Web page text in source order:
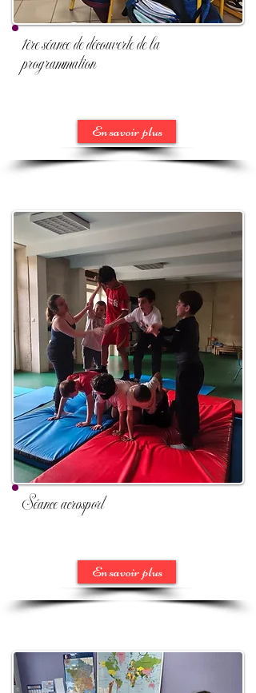
1ère séance de découverte de la
programmation
En savoir plus
Séance acrosport
En savoir plus